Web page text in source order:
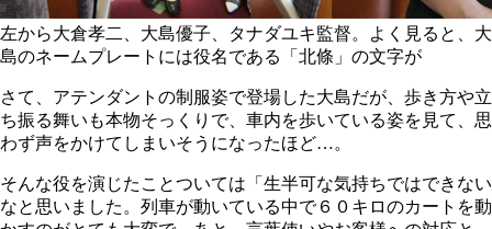
左から大倉孝二、大島優子、タナダユキ監督。よく見ると、大
島のネームプレートには役名である「北條」の文字が
さて、アテンダントの制服姿で登場した大島だが、歩き方や立
ち振る舞いも本物そっくりで、車内を歩いている姿を見て、思
わず声をかけてしまいそうになったほど…。
そんな役を演じたことついては「生半可な気持ちではできない
なと思いました。列車が動いている中で６０キロのカートを動